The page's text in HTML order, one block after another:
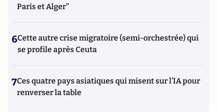
Paris et Alger"
6Cette autre crise migratoire (semi-orchestrée) qui
se profile après Ceuta
7Ces quatre pays asiatiques qui misent sur l’IA pour
renverser la table